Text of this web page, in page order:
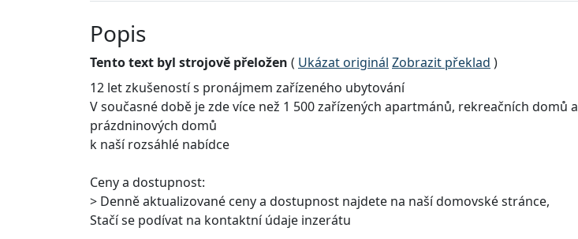
Popis
Tento text byl strojově přeložen ( Ukázat originál Zobrazit překlad )
12 let zkušeností s pronájmem zařízeného ubytování
V současné době je zde více než 1 500 zařízených apartmánů, rekreačních domů a
prázdninových domů
k naší rozsáhlé nabídce
Ceny a dostupnost:
> Denně aktualizované ceny a dostupnost najdete na naší domovské stránce,
Stačí se podívat na kontaktní údaje inzerátu